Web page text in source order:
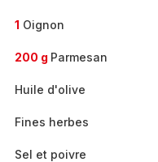
1 Oignon
200 g Parmesan
Huile d'olive
Fines herbes
Sel et poivre